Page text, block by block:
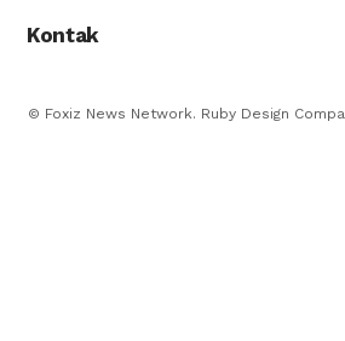
Kontak
© Foxiz News Network. Ruby Design